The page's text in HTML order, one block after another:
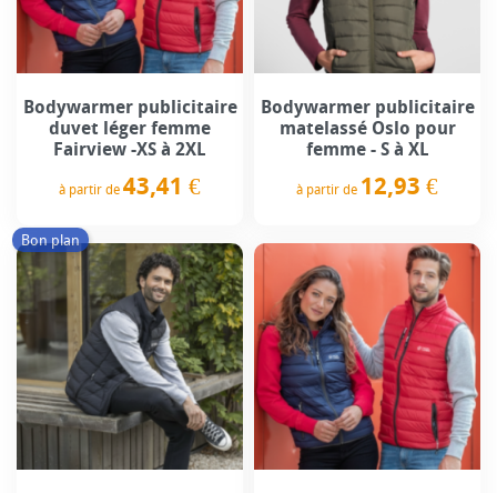
Bodywarmer publicitaire
duvet léger femme
Fairview -XS à 2XL
à partir de 43,41 €
Bodywarmer publicitaire
matelassé Oslo pour
femme - S à XL
à partir de 12,93 €
Bon plan